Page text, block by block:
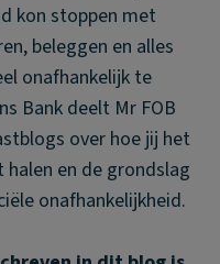
kon stoppen met
beleggen en alles
onafhankelijk te
Bank deelt Mr FOB
over hoe jij het
en de grondslag
onafhankelijkheid.